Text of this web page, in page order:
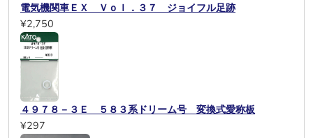
電気機関車ＥＸ Ｖｏｌ．３７ ジョイフル足跡
¥2,750
４９７８－３Ｅ ５８３系ドリーム号 変換式愛称板
¥297